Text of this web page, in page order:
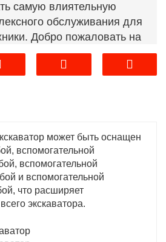
самую влиятельную
обслуживания для
Добро пожаловать на
сейчас, наша команда
превосходной топливной
уровня выбросов,
стандартам
одной из самых
в последнее время.
грунт, пожалуйста,
может быть оснащен
вспомогательной
вспомогательной
и вспомогательной
что расширяет
экскаватора.